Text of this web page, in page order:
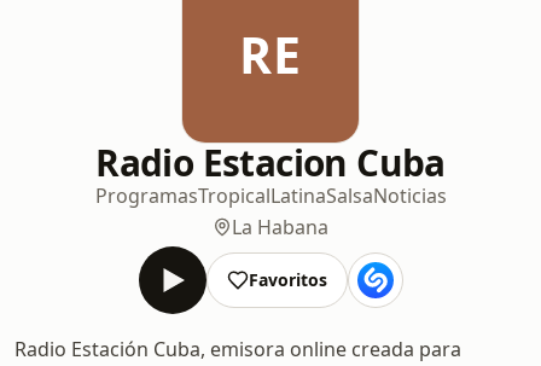
RE
Radio Estacion Cuba
ProgramasTropicalLatinaSalsaNoticias
La Habana
Favoritos
Radio Estación Cuba, emisora online creada para